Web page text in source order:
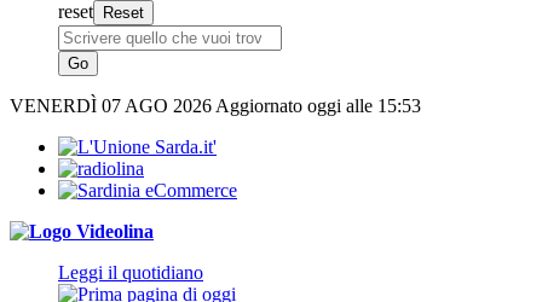
reset
VENERDÌ 07 AGO 2026 Aggiornato oggi alle 15:53
Leggi il quotidiano